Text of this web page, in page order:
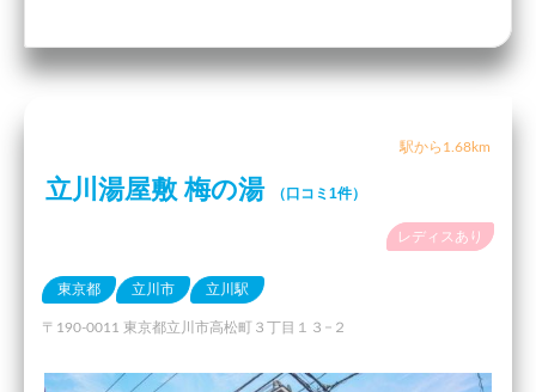
駅から1.68km
立川湯屋敷 梅の湯 （口コミ1件）
レディスあり
東京都 立川市 立川駅
〒190-0011 東京都立川市高松町３丁目１３−２